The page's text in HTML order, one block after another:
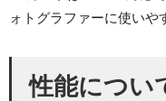
ォトグラファーに使いや
性能につい